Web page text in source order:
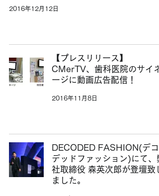
2016年12月12日
【プレスリリース】
CMerTV、歯科医院のサイネ
ージに動画広告配信！
2016年11月8日
DECODED FASHION(デコ
デッドファッション)にて、
社取締役 森英次郎が登壇致
ました。